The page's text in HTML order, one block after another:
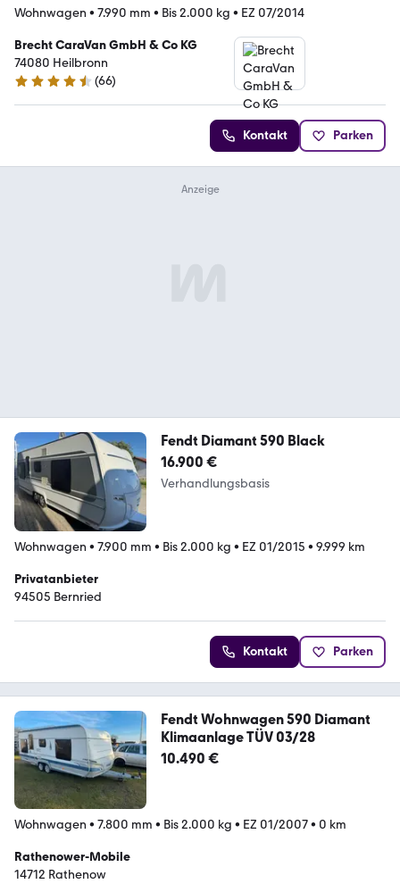
Wohnwagen • 7.990 mm • Bis 2.000 kg • EZ 07/2014
Brecht CaraVan GmbH & Co KG
74080 Heilbronn
4.6 Sterne
(66)
Kontakt Parken
Fendt Diamant 590 Black
16.900 €
Verhandlungsbasis
Wohnwagen • 7.900 mm • Bis 2.000 kg • EZ 01/2015 • 9.999 km
Privatanbieter
94505 Bernried
Kontakt Parken
Fendt Wohnwagen 590 Diamant
Klimaanlage TÜV 03/28
10.490 €
Wohnwagen • 7.800 mm • Bis 2.000 kg • EZ 01/2007• 0 km
Rathenower-Mobile
14712 Rathenow